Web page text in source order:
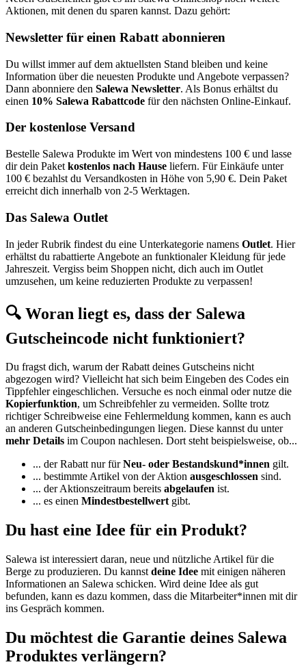
Aktionen, mit denen du sparen kannst. Dazu gehört:
Newsletter für einen Rabatt abonnieren
Du willst immer auf dem aktuellsten Stand bleiben und keine
Information über die neuesten Produkte und Angebote verpassen?
Dann abonniere den Salewa Newsletter. Als Bonus erhältst du
einen 10% Salewa Rabattcode für den nächsten Online-Einkauf.
Der kostenlose Versand
Bestelle Salewa Produkte im Wert von mindestens 100 € und lasse
dir dein Paket kostenlos nach Hause liefern. Für Einkäufe unter
100 € bezahlst du Versandkosten in Höhe von 5,90 €. Dein Paket
erreicht dich innerhalb von 2-5 Werktagen.
Das Salewa Outlet
In jeder Rubrik findest du eine Unterkategorie namens Outlet. Hier
erhältst du rabattierte Angebote an funktionaler Kleidung für jede
Jahreszeit. Vergiss beim Shoppen nicht, dich auch im Outlet
umzusehen, um keine reduzierten Produkte zu verpassen!
🔍 Woran liegt es, dass der Salewa
Gutscheincode nicht funktioniert?
Du fragst dich, warum der Rabatt deines Gutscheins nicht
abgezogen wird? Vielleicht hat sich beim Eingeben des Codes ein
Tippfehler eingeschlichen. Versuche es noch einmal oder nutze die
Kopierfunktion, um Schreibfehler zu vermeiden. Sollte trotz
richtiger Schreibweise eine Fehlermeldung kommen, kann es auch
an anderen Gutscheinbedingungen liegen. Diese kannst du unter
mehr Details im Coupon nachlesen. Dort steht beispielsweise, ob...
... der Rabatt nur fürNeu- oder Bestandskund*innen gilt.
... bestimmte Artikel von der Aktion ausgeschlossen sind.
... der Aktionszeitraum bereits abgelaufen ist.
... es einen Mindestbestellwertgibt.
Du hast eine Idee für ein Produkt?
Salewa ist interessiert daran, neue und nützliche Artikel für die
Berge zu produzieren. Du kannst deine Idee mit einigen näheren
Informationen an Salewa schicken. Wird deine Idee als gut
befunden, kann es dazu kommen, dass die Mitarbeiter*innen mit dir
ins Gespräch kommen.
Du möchtest die Garantie deines Salewa
Produktes verlängern?